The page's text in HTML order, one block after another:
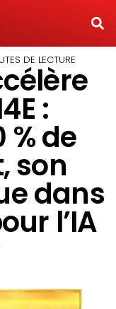
DE LECTURE
:
% de
son
dans
l’IA